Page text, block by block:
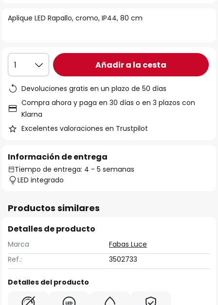
galería
Aplique LED Rapallo, cromo, IP44, 80 cm
1 Añadir a la cesta
Devoluciones gratis en un plazo de 50 días
Compra ahora y paga en 30 días o en 3 plazos con
Klarna
Excelentes valoraciones en Trustpilot
Información de entrega
Tiempo de entrega: 4 - 5 semanas
LED integrado
Productos similares
Detalles de producto
Marca
Fabas Luce
Ref.:
3502733
Detalles del producto